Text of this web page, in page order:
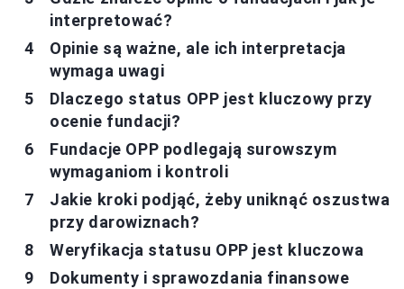
interpretować?
Opinie są ważne, ale ich interpretacja
wymaga uwagi
Dlaczego status OPP jest kluczowy przy
ocenie fundacji?
Fundacje OPP podlegają surowszym
wymaganiom i kontroli
Jakie kroki podjąć, żeby uniknąć oszustwa
przy darowiznach?
Weryfikacja statusu OPP jest kluczowa
Dokumenty i sprawozdania finansowe